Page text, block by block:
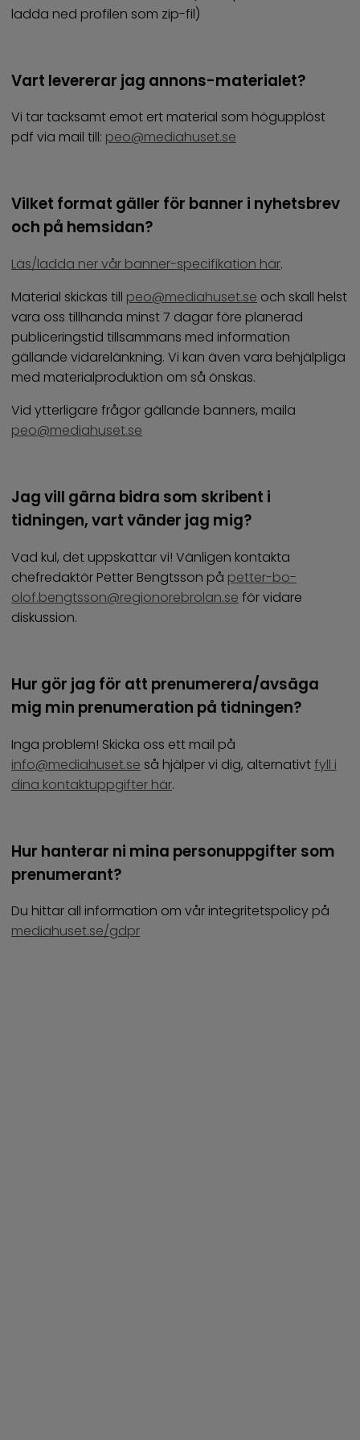
ladda ned profilen som zip-fil)
Vart levererar jag annons-materialet?
Vi tar tacksamt emot ert material som högupplöst
pdf via mail till: peo@mediahuset.se
Vilket format gäller för banner i nyhetsbrev
och på hemsidan?
Läs/ladda ner vår banner-specifikation här.
Material skickas till peo@mediahuset.se och skall helst
vara oss tillhanda minst 7 dagar före planerad
publiceringstid tillsammans med information
gällande vidarelänkning. Vi kan även vara behjälpliga
med materialproduktion om så önskas.
Vid ytterligare frågor gällande banners, maila
peo@mediahuset.se
Jag vill gärna bidra som skribent i
tidningen, vart vänder jag mig?
Vad kul, det uppskattar vi! Vänligen kontakta
chefredaktör Petter Bengtsson på petter-bo-
olof.bengtsson@regionorebrolan.se för vidare
diskussion.
Hur gör jag för att prenumerera/avsäga
mig min prenumeration på tidningen?
Inga problem! Skicka oss ett mail på
info@mediahuset.se så hjälper vi dig, alternativtfyll i
dina kontaktuppgifter här.
Hur hanterar ni mina personuppgifter som
prenumerant?
Du hittar all information om vår integritetspolicy på
mediahuset.se/gdpr